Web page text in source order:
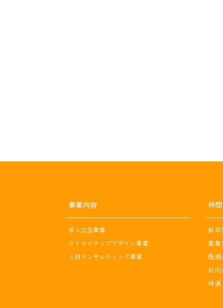
事業内容
求人広告事業
クリエイティブデザイン事業
人材コンサルティング事業
仲
新卒
募
既
社
待遇